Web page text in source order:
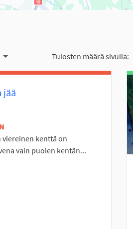
Tulosten määrä sivulla:
jää
kenttä on
vain puolen kentän...
Läntinen Seinäjoki